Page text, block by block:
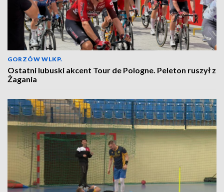
GORZÓW WLKP.
Ostatni lubuski akcent Tour de Pologne. Peleton ruszył z
Żagania